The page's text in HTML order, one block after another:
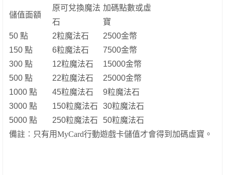
儲值面額
原可兌換魔法
石
加碼點數或虛
寶
50 點
2粒魔法石
2500金幣
150 點
6粒魔法石
7500金幣
300 點
12粒魔法石
15000金幣
500 點
22粒魔法石
25000金幣
1000 點
45粒魔法石
9粒魔法石
3000 點
150粒魔法石
30粒魔法石
5000 點
250粒魔法石
50粒魔法石
備註︰只有用MyCard行動遊戲卡儲值才會得到加碼虛寶。